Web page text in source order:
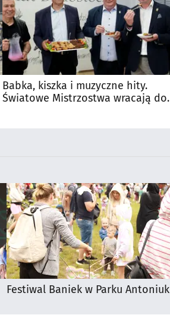
Babka, kiszka i muzyczne hity.
Światowe Mistrzostwa wracają do
Festiwal Baniek w Parku Antoniuk